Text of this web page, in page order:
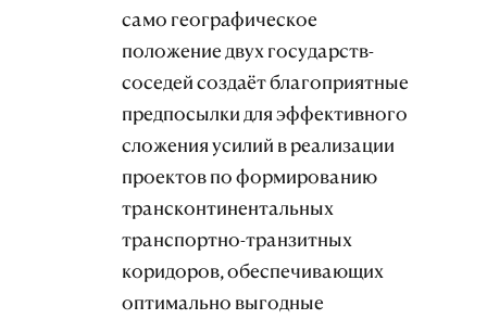
само географическое
положение двух государств-
соседей создаёт благоприятные
предпосылки для эффективного
сложения усилий в реализации
проектов по формированию
трансконтинентальных
транспортно-транзитных
коридоров, обеспечивающих
оптимально выгодные